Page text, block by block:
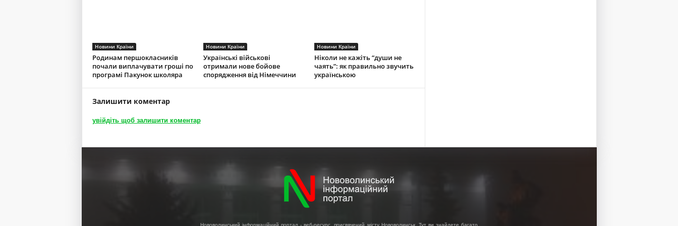
Новини Країни
Родинам першокласників
почали виплачувати гроші по
програмі Пакунок школяра
Новини Країни
Українські військові
отримали нове бойове
спорядження від Німеччини
Новини Країни
Ніколи не кажіть “души не
чаять”: як правильно звучить
українською
Залишити коментар
увійдіть щоб залишити коментар
Нововолинський інформаційний портал - веб-ресурс, присвячений місту Нововолинськ. Тут ви знайдете багато